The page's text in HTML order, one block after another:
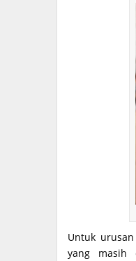
Untuk
yang masih